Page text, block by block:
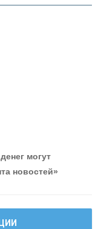
- «Интервью»
могут
новостей»